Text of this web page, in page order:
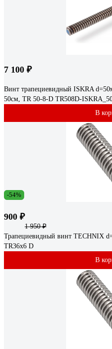
7 100 ₽
Винт трапециевидный ISKRA
50см, TR 50-8-D TR508D-
В
-54%
900 ₽
1 950 ₽
Трапециевидный винт TECHNIX
TR36х6 D
В